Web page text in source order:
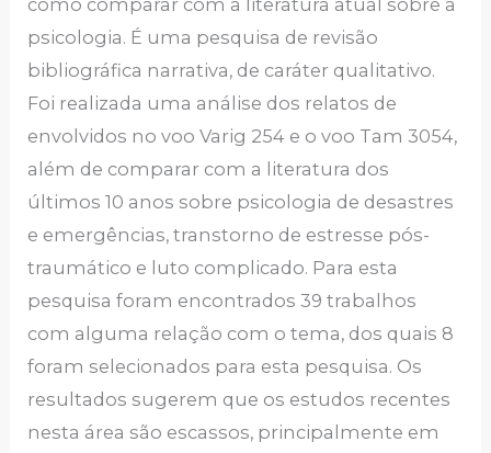
como comparar com a literatura atual sobre a
psicologia. É uma pesquisa de revisão
bibliográfica narrativa, de caráter qualitativo.
Foi realizada uma análise dos relatos de
envolvidos no voo Varig 254 e o voo Tam 3054,
além de comparar com a literatura dos
últimos 10 anos sobre psicologia de desastres
e emergências, transtorno de estresse pós-
traumático e luto complicado. Para esta
pesquisa foram encontrados 39 trabalhos
com alguma relação com o tema, dos quais 8
foram selecionados para esta pesquisa. Os
resultados sugerem que os estudos recentes
nesta área são escassos, principalmente em